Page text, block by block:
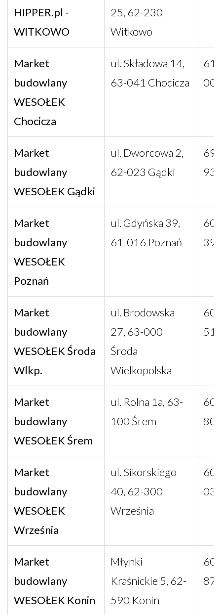
HIPPER.pl -
WITKOWO
25, 62-230
Witkowo
Market
budowlany
WESOŁEK
Chocicza
ul. Składowa 14,
63-041 Chocicza
61
00
Market
budowlany
WESOŁEK Gądki
ul. Dworcowa 2,
62-023 Gądki
Market
budowlany
WESOŁEK
Poznań
ul. Gdyńska 39,
61-016 Poznań
Market
budowlany
WESOŁEK Środa
Wlkp.
ul. Brodowska
27, 63-000
Środa
Wielkopolska
Market
budowlany
WESOŁEK Śrem
ul. Rolna 1a, 63-
100 Śrem
Market
budowlany
WESOŁEK
Września
ul. Sikorskiego
40, 62-300
Września
Market
budowlany
WESOŁEK Konin
Młynki
Kraśnickie 5, 62-
590 Konin